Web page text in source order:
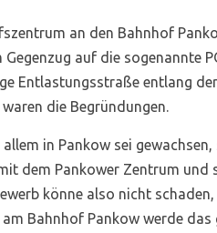
an den Bahnhof
auf die sogenannte
Entlastungsstraße entlang der
die Begründungen.
in Pankow sei gewachsen,
dem Pankower Zentrum und
könne also nicht
Bahnhof Pankow werde das